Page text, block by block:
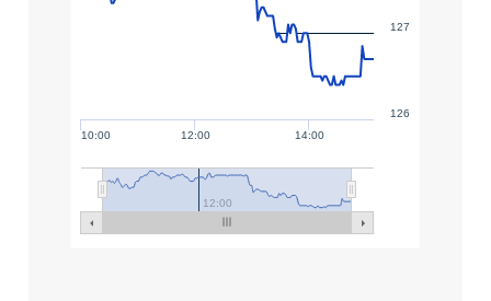
12:00 14:00
10:00
12:00
126
127